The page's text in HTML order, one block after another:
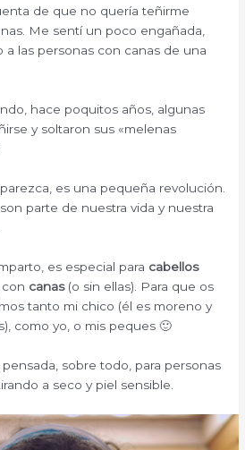
de que no quería teñirme
Me sentí un poco engañada,
a las personas con canas de una
hace poquitos años, algunas
y soltaron sus «melenas
es una pequeña revolución.
parte de nuestra vida y nuestra
es especial para cabellos
con canas (o sin ellas). Para que os
tanto mi chico (él es moreno y
como yo, o mis peques 🙂
sobre todo, para personas
a seco y piel sensible.